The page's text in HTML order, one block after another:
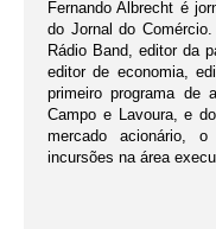
Fernando Albrecht é
do Jornal do
Rádio Band, editor da
editor de economia,
primeiro programa de
Campo e Lavoura, e
mercado acionário,
incursões na área